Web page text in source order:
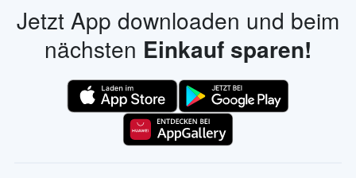
Jetzt App downloaden und beim
nächsten Einkauf sparen!